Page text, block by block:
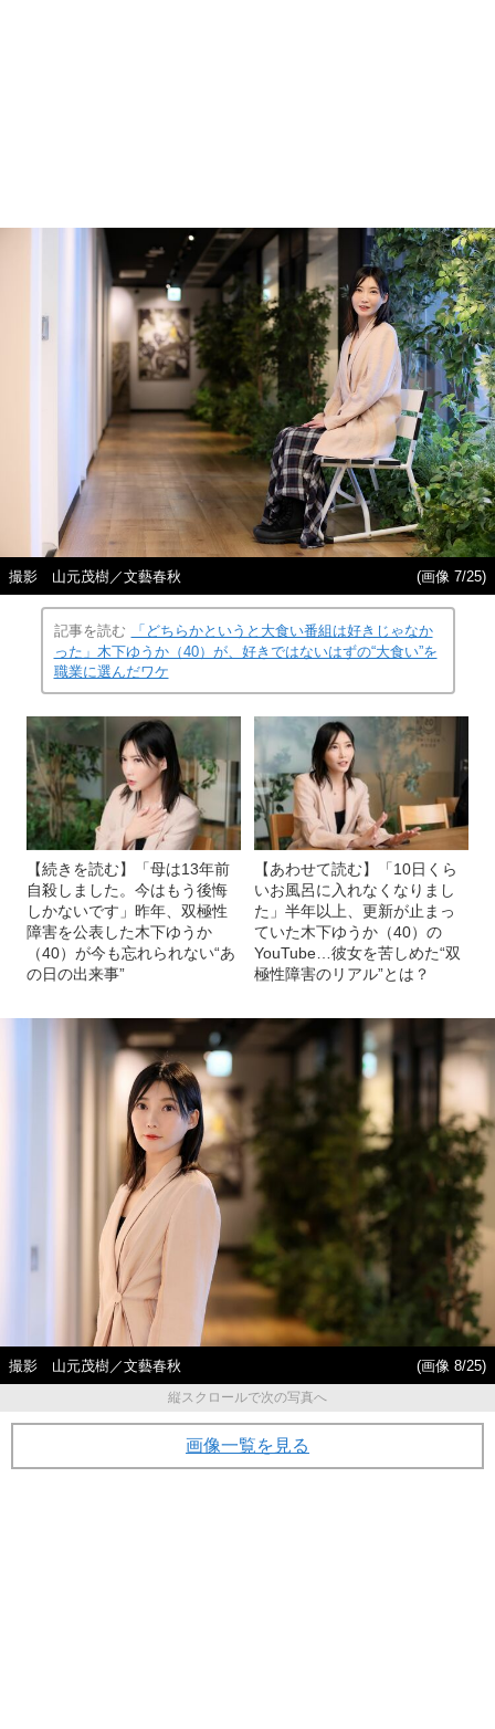
撮影 山元茂樹／文藝春秋 (画像 7/25)
記事を読む
「どちらかというと大食い番組は好きじゃなか
った」木下ゆうか（40）が、好きではないはずの“大食い”を
職業に選んだワケ
【続きを読む】「母は13年前
自殺しました。今はもう後悔
しかないです」昨年、双極性
障害を公表した木下ゆうか
（40）が今も忘れられない“あ
の日の出来事”
【あわせて読む】「10日くら
いお風呂に入れなくなりまし
た」半年以上、更新が止まっ
ていた木下ゆうか（40）の
YouTube…彼女を苦しめた“双
極性障害のリアル”とは？
撮影 山元茂樹／文藝春秋
(画像 8/25)
縦スクロールで次の写真へ
画像一覧を見る